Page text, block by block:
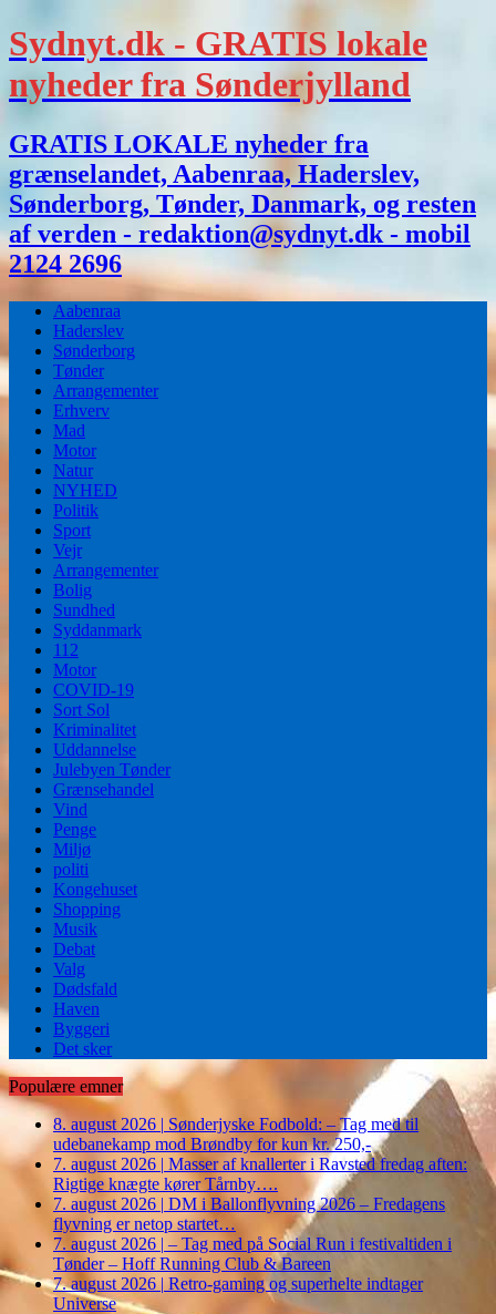
Sydnyt.dk - GRATIS lokale
nyheder fra Sønderjylland
GRATIS LOKALE nyheder fra
grænselandet, Aabenraa, Haderslev,
Sønderborg, Tønder, Danmark, og resten
af verden - redaktion@sydnyt.dk - mobil
2124 2696
Aabenraa
Haderslev
Sønderborg
Tønder
Arrangementer
Erhverv
Mad
Motor
Natur
NYHED
Politik
Sport
Vejr
Arrangementer
Bolig
Sundhed
Syddanmark
112
Motor
COVID-19
Sort Sol
Kriminalitet
Uddannelse
Julebyen Tønder
Grænsehandel
Vind
Penge
Miljø
politi
Kongehuset
Shopping
Musik
Debat
Valg
Dødsfald
Haven
Byggeri
Det sker
Populære emner
8. august 2026 | Sønderjyske Fodbold: – Tag med til
udebanekamp mod Brøndby for kun kr. 250,-
7. august 2026 | Masser af knallerter i Ravsted fredag aften:
Rigtige knægte kører Tårnby….
7. august 2026 | DM i Ballonflyvning 2026 – Fredagens
flyvning er netop startet…
7. august 2026 | – Tag med på Social Run i festivaltiden i
Tønder – Hoff Running Club & Bareen
7. august 2026 | Retro-gaming og superhelte indtager
Universe